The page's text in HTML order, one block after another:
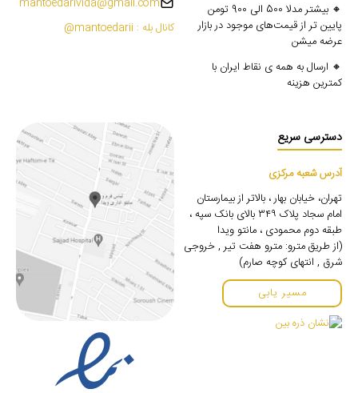
🔸 بیشتر مدلا 500 الی 900 تومن
پایین تر از قیمت‌های موجود در بازار
عرضه میشن
🔸 ارسال به همه ی نقاط ایران با
کمترین هزینه
کانال بله : mantoedarii@
دسترسی سریع
آدرس شعبه مرکزی
تهران، خیابان بهار ، بالاتر از بیمارستان
امام سجاد پلاک ۳۴۹ بالای بانک سپه ،
طبقه دوم محمودی ، مانتو ویدا
(از طریق مترو: مترو هفت تیر , خروجی
شرق , انتهای کوچه صارم)
مسیر یابی